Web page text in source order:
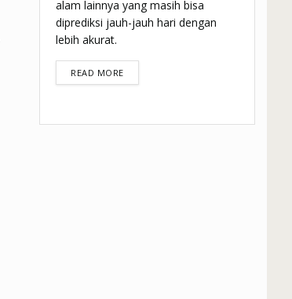
alam lainnya yang masih bisa
diprediksi jauh-jauh hari dengan
lebih akurat.
READ MOREDETAILS